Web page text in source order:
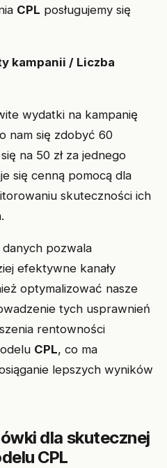
CPL posługujemy się
kampanii / Liczba
wydatki na kampanię
nam się zdobyć 60
na 50 zł za jednego
się cenną pomocą dla
skuteczności ich
pozwala
efektywne kanały
optymalizować nasze
tych usprawnień
rentowności
CPL, co ma
lepszych wyników
dla skutecznej
CPL